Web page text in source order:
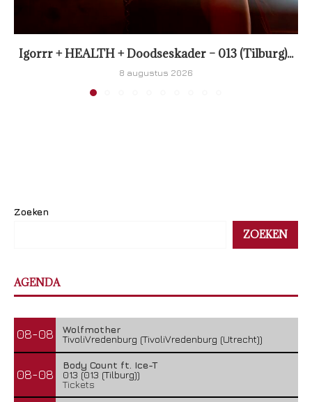
Igorrr + HEALTH + Doodseskader – 013 (Tilburg)...
8 augustus 2026
Zoeken
ZOEKEN
AGENDA
08-08
Wolfmother
TivoliVredenburg (TivoliVredenburg (Utrecht))
08-08
Body Count ft. Ice-T
013 (013 (Tilburg))
Tickets